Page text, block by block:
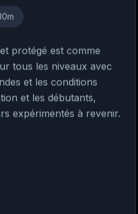
protégé est comme
tous les niveaux avec
et les conditions
et les débutants,
expérimentés à revenir.